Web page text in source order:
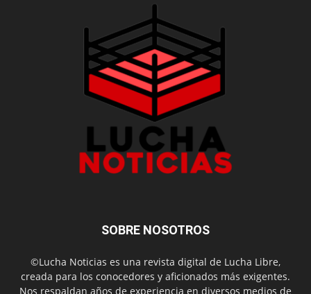
SOBRE NOSOTROS
©Lucha Noticias es una revista digital de Lucha Libre,
creada para los conocedores y aficionados más exigentes.
Nos respaldan años de experiencia en diversos medios de